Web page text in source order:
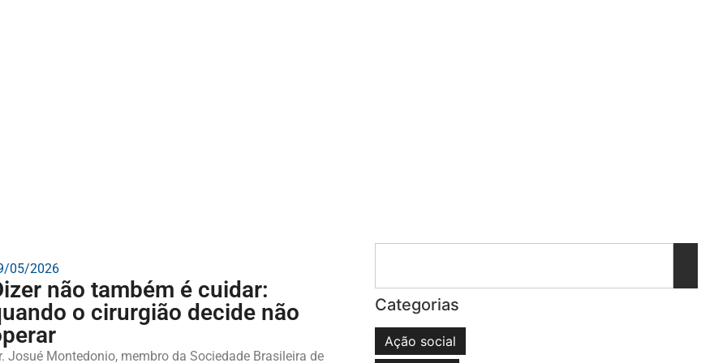
05/2026
não também é cuidar:
o cirurgião decide não
Josué Montedonio, membro da Sociedade Brasileira de
Categorias
Ação social